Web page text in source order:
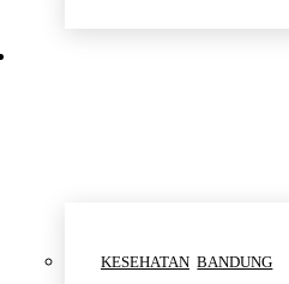
KESEHATAN BANDUNG